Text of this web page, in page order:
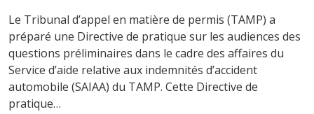
Le Tribunal d’appel en matière de permis (TAMP) a
préparé une Directive de pratique sur les audiences des
questions préliminaires dans le cadre des affaires du
Service d’aide relative aux indemnités d’accident
automobile (SAIAA) du TAMP. Cette Directive de
pratique…